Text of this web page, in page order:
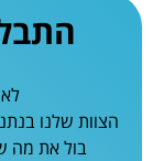
הצוות שלנו
בול את מה